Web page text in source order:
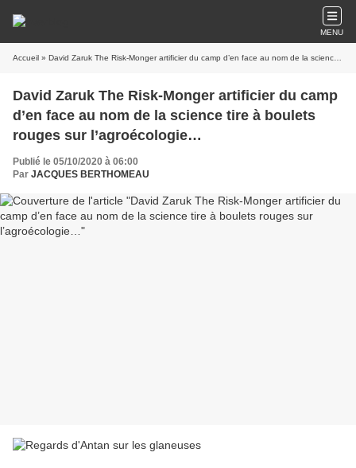
MENU
Accueil » David Zaruk The Risk-Monger artificier du camp d’en face au nom de la science tire à boulets rouges sur l’agroécologie…
David Zaruk The Risk-Monger artificier du camp
d’en face au nom de la science tire à boulets
rouges sur l’agroécologie…
Publié le 05/10/2020 à 06:00
Par JACQUES BERTHOMEAU